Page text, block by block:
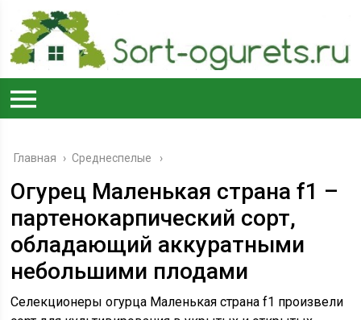
Главная › Среднеспелые
Огурец Маленькая страна f1 –
партенокарпический сорт,
обладающий аккуратными
небольшими плодами
Селекционеры огурца Маленькая страна f1 произвели